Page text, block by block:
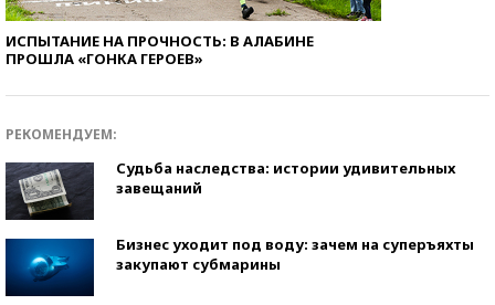
ИСПЫТАНИЕ НА ПРОЧНОСТЬ: В АЛАБИНЕ
ПРОШЛА «ГОНКА ГЕРОЕВ»
РЕКОМЕНДУЕМ:
Судьба наследства: истории удивительных
завещаний
Бизнес уходит под воду: зачем на суперъяхты
закупают субмарины